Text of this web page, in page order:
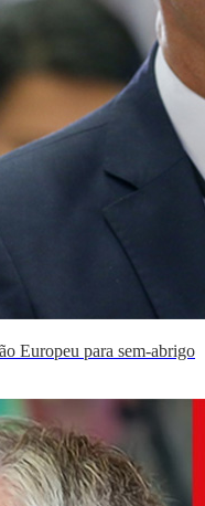
Europeu para sem-abrigo